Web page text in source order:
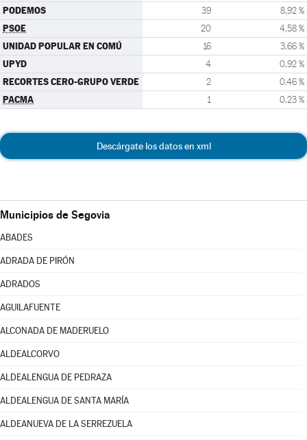
PODEMOS 39 8,92 %
PSOE 20 4,58 %
UNIDAD POPULAR EN COMÚ 16 3,66 %
UPYD 4 0,92 %
RECORTES CERO-GRUPO VERDE 2 0,46 %
PACMA 1 0,23 %
Descárgate los datos en xml
Municipios de Segovia
ABADES
ADRADA DE PIRÓN
ADRADOS
AGUILAFUENTE
ALCONADA DE MADERUELO
ALDEALCORVO
ALDEALENGUA DE PEDRAZA
ALDEALENGUA DE SANTA MARÍA
ALDEANUEVA DE LA SERREZUELA